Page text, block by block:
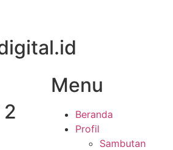
2
Menu
Beranda
Profil
Sambutan